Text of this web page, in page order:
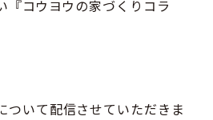
『コウヨウの家づくりコラ
ついて配信させていただきま